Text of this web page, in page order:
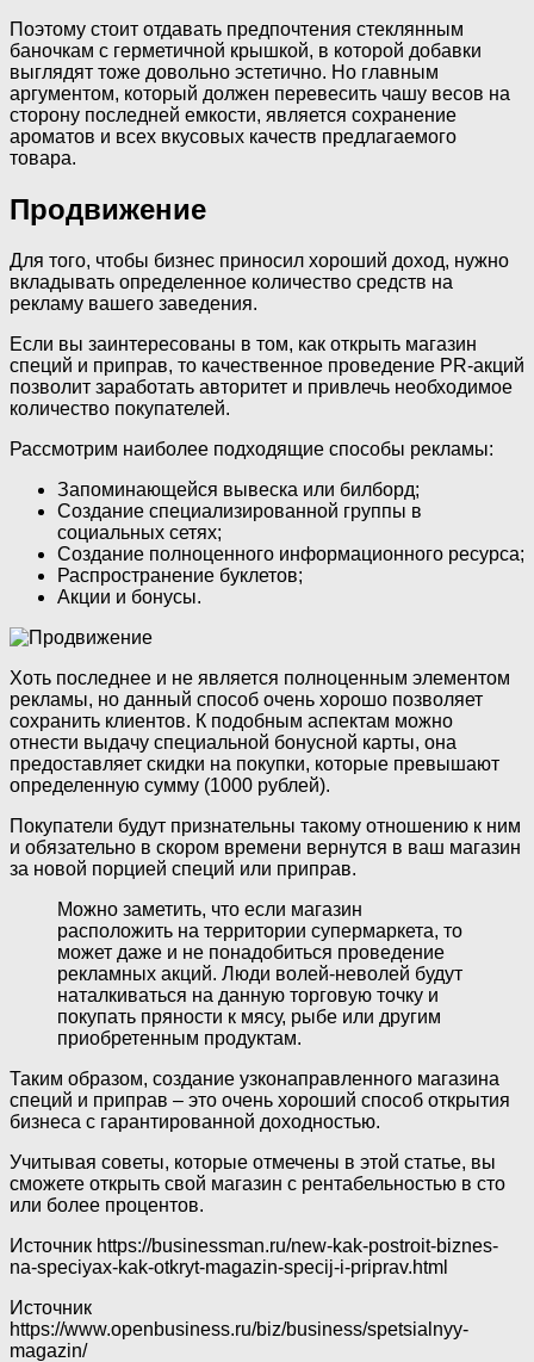
Поэтому стоит отдавать предпочтения стеклянным
баночкам с герметичной крышкой, в которой добавки
выглядят тоже довольно эстетично. Но главным
аргументом, который должен перевесить чашу весов на
сторону последней емкости, является сохранение
ароматов и всех вкусовых качеств предлагаемого
товара.
Продвижение
Для того, чтобы бизнес приносил хороший доход, нужно
вкладывать определенное количество средств на
рекламу вашего заведения.
Если вы заинтересованы в том, как открыть магазин
специй и приправ, то качественное проведение PR-акций
позволит заработать авторитет и привлечь необходимое
количество покупателей.
Рассмотрим наиболее подходящие способы рекламы:
Запоминающейся вывеска или билборд;
Создание специализированной группы в
социальных сетях;
Создание полноценного информационного ресурса;
Распространение буклетов;
Акции и бонусы.
Хоть последнее и не является полноценным элементом
рекламы, но данный способ очень хорошо позволяет
сохранить клиентов. К подобным аспектам можно
отнести выдачу специальной бонусной карты, она
предоставляет скидки на покупки, которые превышают
определенную сумму (1000 рублей).
Покупатели будут признательны такому отношению к ним
и обязательно в скором времени вернутся в ваш магазин
за новой порцией специй или приправ.
Можно заметить, что если магазин
расположить на территории супермаркета, то
может даже и не понадобиться проведение
рекламных акций. Люди волей-неволей будут
наталкиваться на данную торговую точку и
покупать пряности к мясу, рыбе или другим
приобретенным продуктам.
Таким образом, создание узконаправленного магазина
специй и приправ – это очень хороший способ открытия
бизнеса с гарантированной доходностью.
Учитывая советы, которые отмечены в этой статье, вы
сможете открыть свой магазин с рентабельностью в сто
или более процентов.
Источник https://businessman.ru/new-kak-postroit-biznes-
na-speciyax-kak-otkryt-magazin-specij-i-priprav.html
Источник
https://www.openbusiness.ru/biz/business/spetsialnyy-
magazin/